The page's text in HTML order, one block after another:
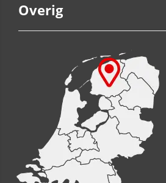
Overig